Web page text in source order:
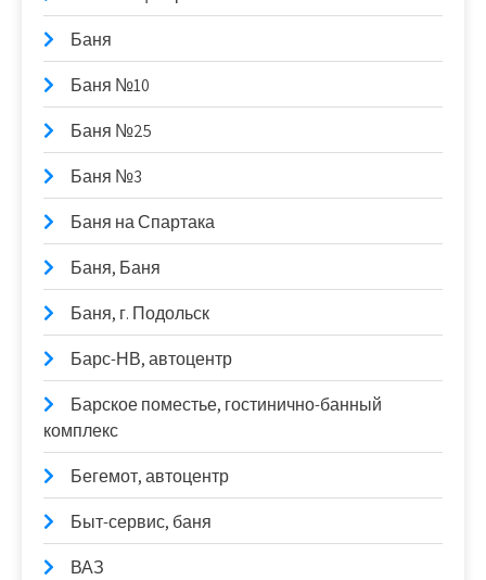
Баня
Баня №10
Баня №25
Баня №3
Баня на Спартака
Баня, Баня
Баня, г. Подольск
Барс-НВ, автоцентр
Барское поместье, гостинично-банный
комплекс
Бегемот, автоцентр
Быт-сервис, баня
ВАЗ